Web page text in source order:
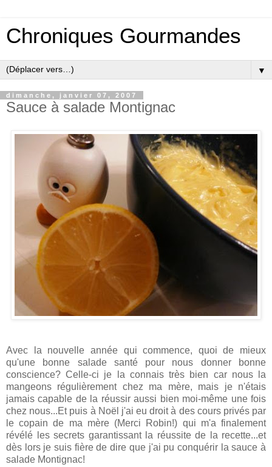
Chroniques Gourmandes
▼
dimanche, janvier 07, 2007
Sauce à salade Montignac
Avec la nouvelle année qui commence, quoi de mieux
qu'une bonne salade santé pour nous donner bonne
conscience? Celle-ci je la connais très bien car nous la
mangeons régulièrement chez ma mère, mais je n'étais
jamais capable de la réussir aussi bien moi-même une fois
chez nous...Et puis à Noël j'ai eu droit à des cours privés par
le copain de ma mère (Merci Robin!) qui m'a finalement
révélé les secrets garantissant la réussite de la recette...et
dès lors je suis fière de dire que j'ai pu conquérir la sauce à
salade Montignac!